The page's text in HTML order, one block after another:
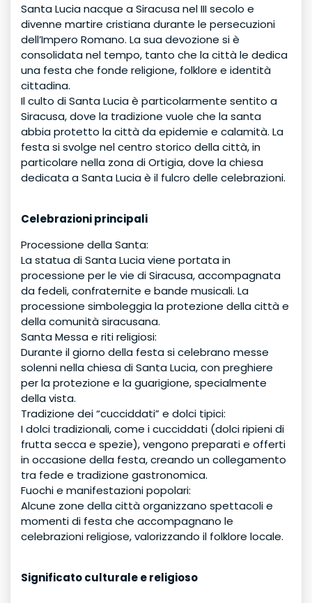
Santa Lucia nacque a Siracusa nel III secolo e
divenne martire cristiana durante le persecuzioni
dell’Impero Romano. La sua devozione si è
consolidata nel tempo, tanto che la città le dedica
una festa che fonde religione, folklore e identità
cittadina.
Il culto di Santa Lucia è particolarmente sentito a
Siracusa, dove la tradizione vuole che la santa
abbia protetto la città da epidemie e calamità. La
festa si svolge nel centro storico della città, in
particolare nella zona di Ortigia, dove la chiesa
dedicata a Santa Lucia è il fulcro delle celebrazioni.
Celebrazioni principali
Processione della Santa:
La statua di Santa Lucia viene portata in
processione per le vie di Siracusa, accompagnata
da fedeli, confraternite e bande musicali. La
processione simboleggia la protezione della città e
della comunità siracusana.
Santa Messa e riti religiosi:
Durante il giorno della festa si celebrano messe
solenni nella chiesa di Santa Lucia, con preghiere
per la protezione e la guarigione, specialmente
della vista.
Tradizione dei “cucciddati” e dolci tipici:
I dolci tradizionali, come i cucciddati (dolci ripieni di
frutta secca e spezie), vengono preparati e offerti
in occasione della festa, creando un collegamento
tra fede e tradizione gastronomica.
Fuochi e manifestazioni popolari:
Alcune zone della città organizzano spettacoli e
momenti di festa che accompagnano le
celebrazioni religiose, valorizzando il folklore locale.
Significato culturale e religioso